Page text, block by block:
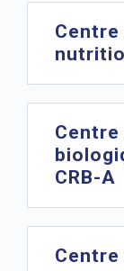
Centre
CRB-A